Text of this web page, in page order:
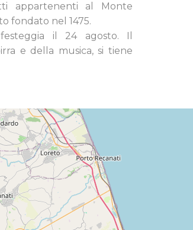
appartenenti al Monte
fondato nel 1475.
il 24 agosto. Il
e della musica, si tiene